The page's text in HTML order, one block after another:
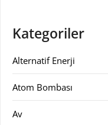
Kategoriler
Alternatif Enerji
Atom Bombası
Av